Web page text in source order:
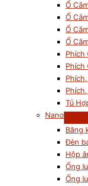
Ổ
Ổ
Ổ
Ổ
Phích
Phích
Tủ
Nano
Băng
Đèn
Hộp
Ống
Ống